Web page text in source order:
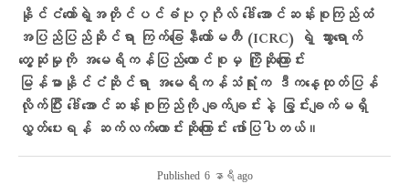
နိုင်ငံတော်ရဲ့အတိုင်ပင်ခံပုဂ္ဂိုလ် ဒေါ်အောင်ဆန်းစုကြည်ထံ
အပြည်ပြည်ဆိုင်ရာ ကြက်ခြေနီကော်မတီ (ICRC) ရဲ့ သွားရောက်
တွေ့ဆုံမှုကို အမေရိကန်ပြည်ထောင်စုမှ ကြိုဆိုကြောင်း
မြန်မာနိုင်ငံဆိုင်ရာ အမေရိကန်သံရုံးက ဒီကနေ့ထုတ်ပြန်
လိုက်ပြီး ဒေါ်အောင်ဆန်းစုကြည်ကို ချက်ချင်းနဲ့ ခြွင်းချက်မရှိ
လွှတ်ပေးရန် ဆက်လက်တောင်းဆိုကြောင်း ဖော်ပြပါတယ်။
Published 6 နာရီ ago